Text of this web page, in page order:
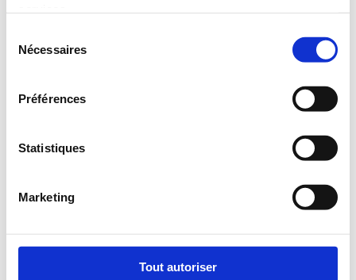
Nécessaires
Préférences
Statistiques
Marketing
Tout autoriser
Dans quelle région souhaitez-vous faire vos travaux?